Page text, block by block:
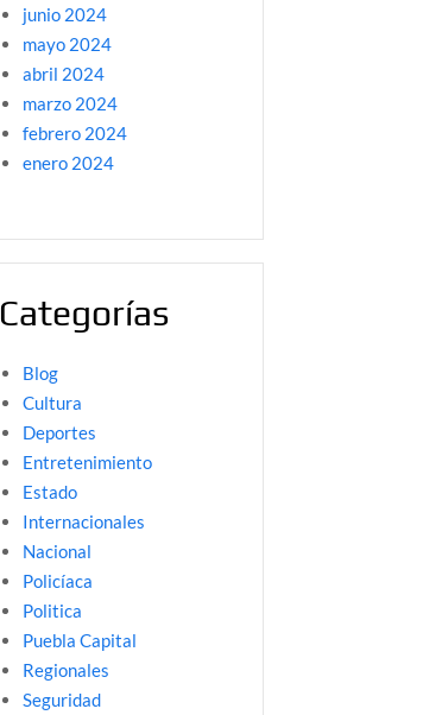
junio 2024
mayo 2024
abril 2024
marzo 2024
febrero 2024
enero 2024
Categorías
Blog
Cultura
Deportes
Entretenimiento
Estado
Internacionales
Nacional
Policíaca
Politica
Puebla Capital
Regionales
Seguridad